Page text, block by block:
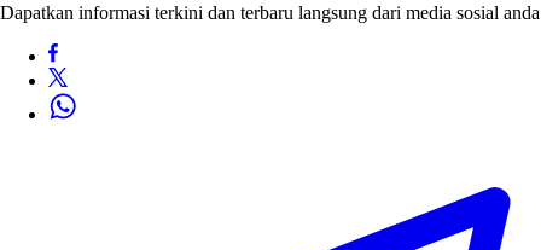
Dapatkan informasi terkini dan terbaru langsung dari media sosial anda